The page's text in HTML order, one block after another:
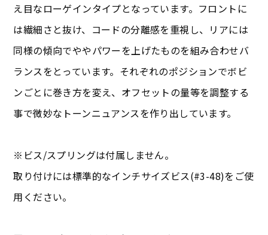
え目なローゲインタイプとなっています。フロントに
は繊細さと抜け、コードの分離感を重視し、リアには
同様の傾向でややパワーを上げたものを組み合わせバ
ランスをとっています。それぞれのポジションでボビ
ンごとに巻き方を変え、オフセットの量等を調整する
事で微妙なトーンニュアンスを作り出しています。
※ビス/スプリングは付属しません。
取り付けには標準的なインチサイズビス(#3-48)をご使
用ください。